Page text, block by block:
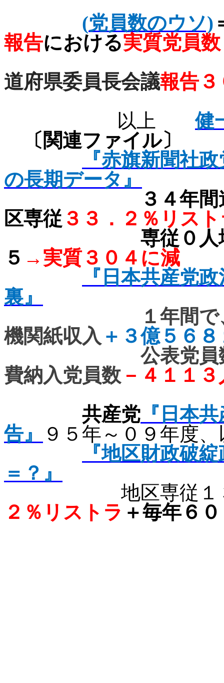
(党員数のウソ)
報告における実質党員
道府県委員長会議報告３
以上
健
〔関連ファイル〕
『赤旗新聞社
の長期データ』
３４年
区専従 ３３．２％リス
専従０人
５ →実質３０４に減
『日本共産党
裏』
１年間
機関紙収入 ＋３億５６
公表党員
費納入党員数 －４１１３
共産党 『日本
告』
９５年～０９年度
『地区財政破
＝？』
地区専従
２％リストラ ＋毎年６